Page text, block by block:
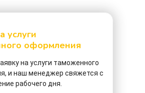
услуги
оформления
на услуги таможенного
и наш менеджер свяжется с
рабочего дня.